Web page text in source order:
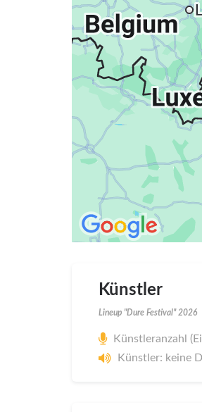
Künstler
Lineup "Dure Festival" 2026
Künstleranzahl
Künstler: keine